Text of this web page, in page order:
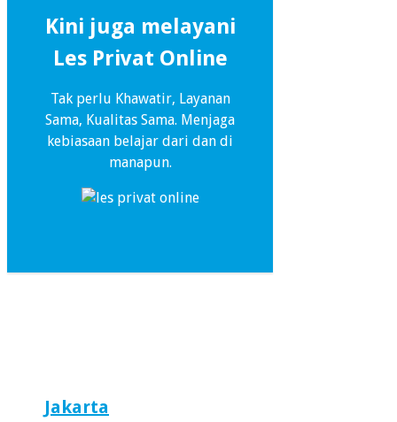
Kini juga melayani
Les Privat Online
Tak perlu Khawatir, Layanan
Sama, Kualitas Sama. Menjaga
kebiasaan belajar dari dan di
manapun.
Jakarta